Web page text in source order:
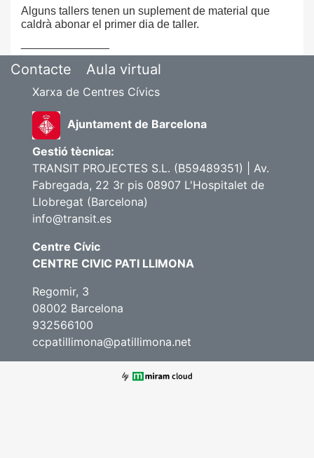
Alguns tallers tenen un suplement de material que
caldrà abonar el primer dia de taller.
Contacte Aula virtual
Xarxa de Centres Cívics
Ajuntament de Barcelona
Gestió tècnica:
TRANSIT PROJECTES S.L. (B59489351) | Av.
Fabregada, 22 3r pis 08907 L'Hospitalet de
Llobregat (Barcelona)
info@transit.es
Centre Cívic
CENTRE CIVIC PATI LLIMONA
Regomir, 3
08002 Barcelona
932566100
ccpatillimona@patillimona.net